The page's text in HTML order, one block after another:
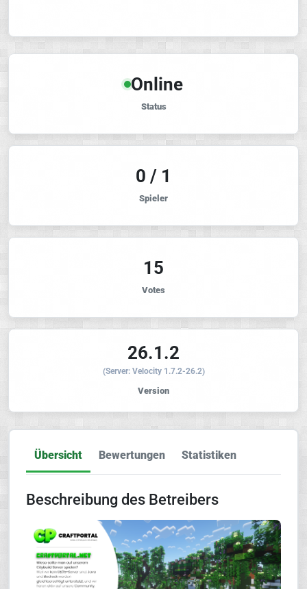
Online
Status
0 / 1
Spieler
15
Votes
26.1.2
(Server: Velocity 1.7.2-26.2)
Version
Übersicht Bewertungen Statistiken
Beschreibung des Betreibers